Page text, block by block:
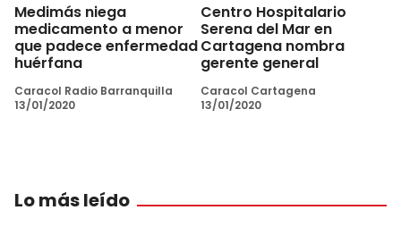
Medimás niega
medicamento a menor
que padece enfermedad
huérfana
Caracol Radio Barranquilla
13/01/2020
Centro Hospitalario
Serena del Mar en
Cartagena nombra
gerente general
Caracol Cartagena
13/01/2020
Lo más leído